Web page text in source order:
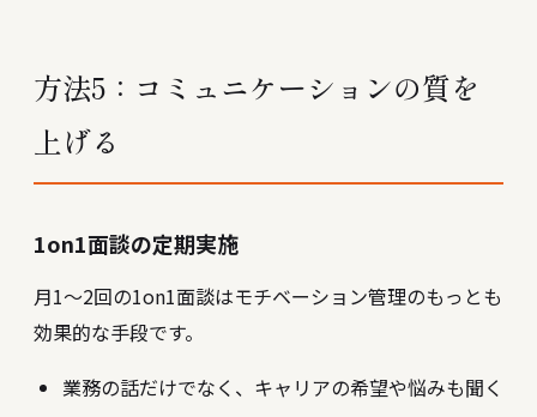
方法5：コミュニケーションの質を
上げる
1on1面談の定期実施
月1〜2回の1on1面談はモチベーション管理のもっとも
効果的な手段です。
業務の話だけでなく、キャリアの希望や悩みも聞く